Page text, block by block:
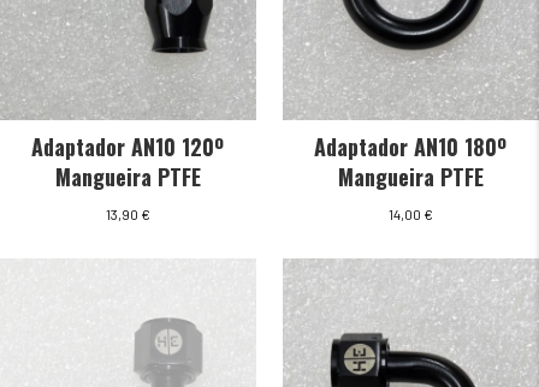
Adaptador AN10 120º
Mangueira PTFE
13,90 €
Adaptador AN10 180º
Mangueira PTFE
14,00 €